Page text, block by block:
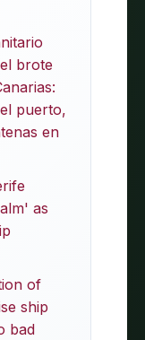
brote
puerto,
en
as
of
ship
bad